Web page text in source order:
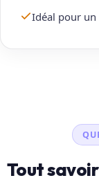
Idéal pour
Tout